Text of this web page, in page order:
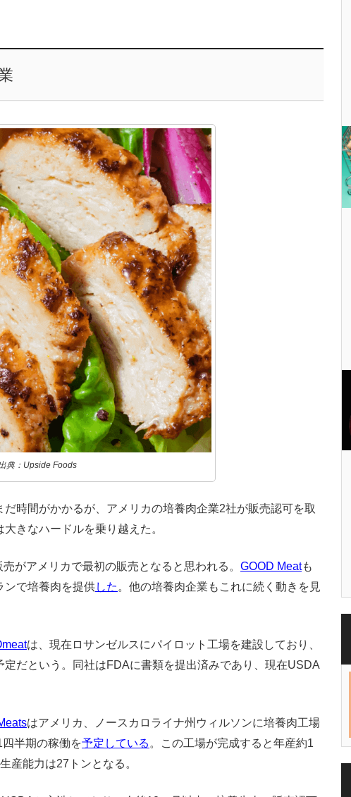
典：Upside Foods
時間がかかるが、アメリカの培養肉企業2社が販売認可を取
きなハードルを乗り越えた。
売がアメリカで最初の販売となると思われる。 GOOD Meatも
ンで培養肉を提供した 。他の培養肉企業もこれに続く動きを見
は、現在ロサンゼルスにパイロット工場を建設しており、
だという。同社はFDAに書類を提出済みであり、現在USDA
はアメリカ、ノースカロライナ州ウィルソンに培養肉工場
半期の稼働を予定している 。この工場が完成すると年産約1
産能力は27トンとなる。